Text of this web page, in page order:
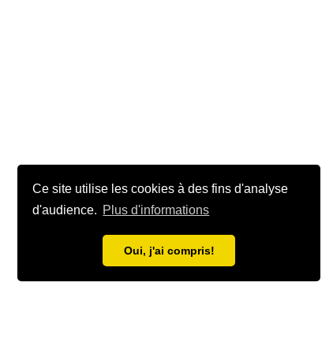
Ce site utilise les cookies à des fins d'analyse
d'audience. Plus d'informations
Oui, j'ai compris!